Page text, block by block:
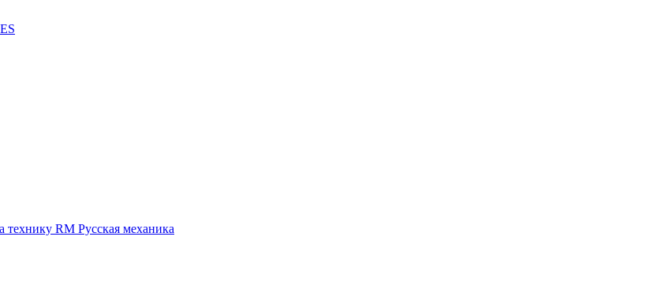
технику RM Русская механика